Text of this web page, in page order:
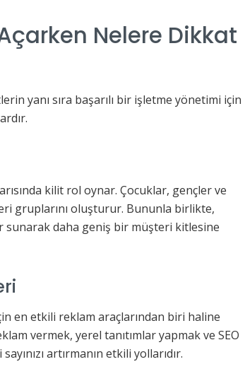
Nelere Dikkat
yanı sıra başarılı bir işletme yönetimi için
kilit rol oynar. Çocuklar, gençler ve
gruplarını oluşturur. Bununla birlikte,
sunarak daha geniş bir müşteri kitlesine
en etkili reklam araçlarından biri haline
vermek, yerel tanıtımlar yapmak ve SEO
artırmanın etkili yollarıdır.